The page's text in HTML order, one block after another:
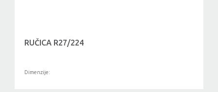
RUČICA R27/224
Dimenzije: